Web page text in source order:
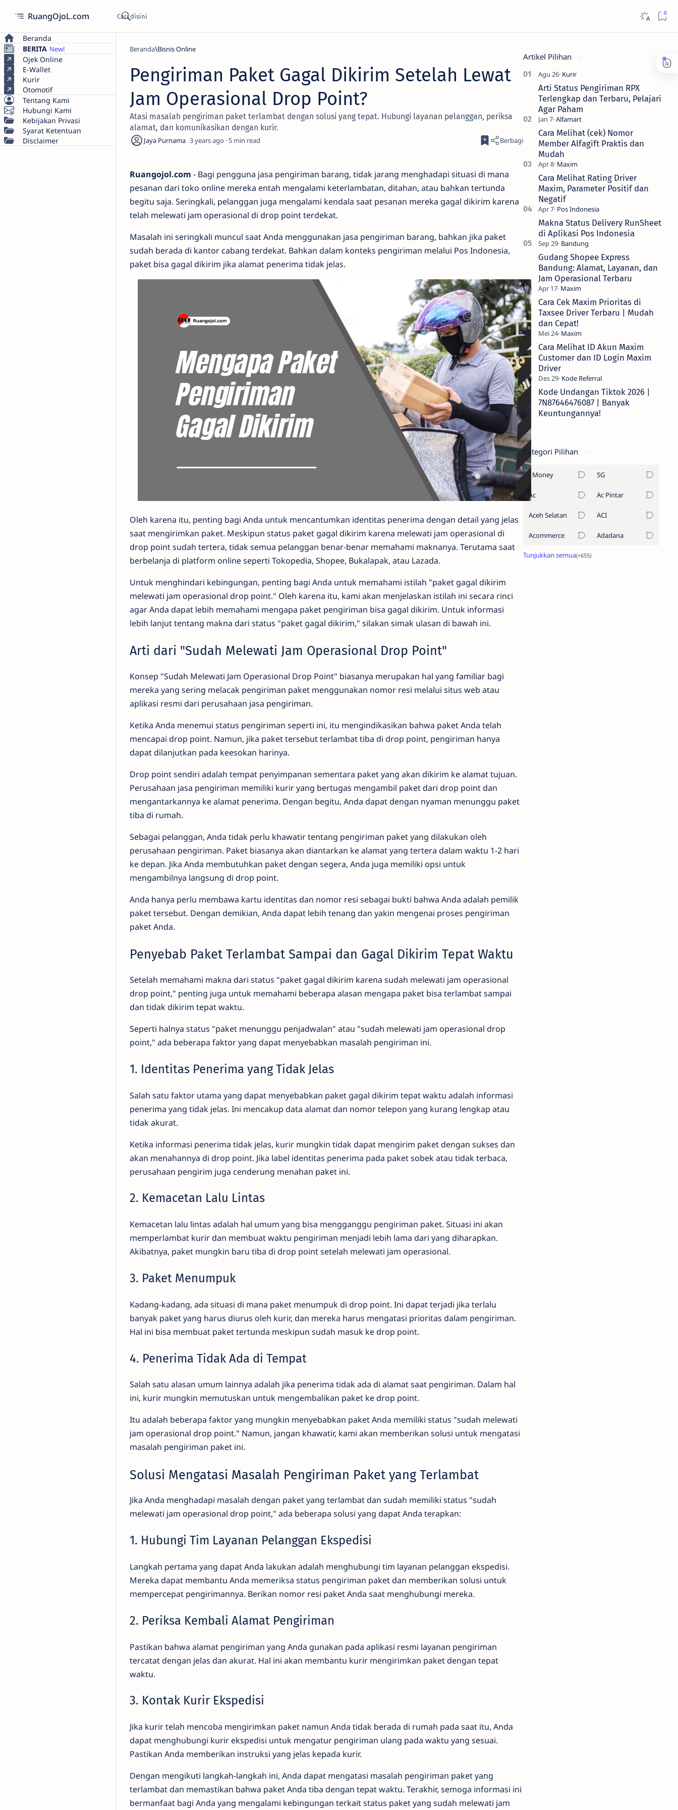
RuangOjoL.com
Beranda
BERITA
Ojek Online
E-Wallet
Kurir
Otomotif
Tentang Kami
Hubungi Kami
Kebijakan Privasi
Syarat Ketentuan
Disclaimer
Beranda Bisnis Online
Pengiriman Paket Gagal Dikirim Setelah Lewat
Jam Operasional Drop Point?
Atasi masalah pengiriman paket terlambat dengan solusi yang tepat. Hubungi layanan pelanggan, periksa
alamat, dan komunikasikan dengan kurir.
3 years ago 5
Ruangojol.com - Bagi pengguna jasa pengiriman barang, tidak jarang menghadapi situasi di mana
pesanan dari toko online mereka entah mengalami keterlambatan, ditahan, atau bahkan tertunda
begitu saja. Seringkali, pelanggan juga mengalami kendala saat pesanan mereka gagal dikirim karena
telah melewati jam operasional di drop point terdekat.
Masalah ini seringkali muncul saat Anda menggunakan jasa pengiriman barang, bahkan jika paket
sudah berada di kantor cabang terdekat. Bahkan dalam konteks pengiriman melalui Pos Indonesia,
paket bisa gagal dikirim jika alamat penerima tidak jelas.
Oleh karena itu, penting bagi Anda untuk mencantumkan identitas penerima dengan detail yang jelas
saat mengirimkan paket. Meskipun status paket gagal dikirim karena melewati jam operasional di
drop point sudah tertera, tidak semua pelanggan benar-benar memahami maknanya. Terutama saat
berbelanja di platform online seperti Tokopedia, Shopee, Bukalapak, atau Lazada.
Untuk menghindari kebingungan, penting bagi Anda untuk memahami istilah "paket gagal dikirim
melewati jam operasional drop point." Oleh karena itu, kami akan menjelaskan istilah ini secara rinci
agar Anda dapat lebih memahami mengapa paket pengiriman bisa gagal dikirim. Untuk informasi
lebih lanjut tentang makna dari status "paket gagal dikirim," silakan simak ulasan di bawah ini.
Arti dari "Sudah Melewati Jam Operasional Drop Point"
Konsep "Sudah Melewati Jam Operasional Drop Point" biasanya merupakan hal yang familiar bagi
mereka yang sering melacak pengiriman paket menggunakan nomor resi melalui situs web atau
aplikasi resmi dari perusahaan jasa pengiriman.
Ketika Anda menemui status pengiriman seperti ini, itu mengindikasikan bahwa paket Anda telah
mencapai drop point. Namun, jika paket tersebut terlambat tiba di drop point, pengiriman hanya
dapat dilanjutkan pada keesokan harinya.
Drop point sendiri adalah tempat penyimpanan sementara paket yang akan dikirim ke alamat tujuan.
Perusahaan jasa pengiriman memiliki kurir yang bertugas mengambil paket dari drop point dan
mengantarkannya ke alamat penerima. Dengan begitu, Anda dapat dengan nyaman menunggu paket
tiba di rumah.
Sebagai pelanggan, Anda tidak perlu khawatir tentang pengiriman paket yang dilakukan oleh
perusahaan pengiriman. Paket biasanya akan diantarkan ke alamat yang tertera dalam waktu 1-2 hari
ke depan. Jika Anda membutuhkan paket dengan segera, Anda juga memiliki opsi untuk
mengambilnya langsung di drop point.
Anda hanya perlu membawa kartu identitas dan nomor resi sebagai bukti bahwa Anda adalah pemilik
paket tersebut. Dengan demikian, Anda dapat lebih tenang dan yakin mengenai proses pengiriman
paket Anda.
Penyebab Paket Terlambat Sampai dan Gagal Dikirim Tepat Waktu
Setelah memahami makna dari status "paket gagal dikirim karena sudah melewati jam operasional
drop point," penting juga untuk memahami beberapa alasan mengapa paket bisa terlambat sampai
dan tidak dikirim tepat waktu.
Seperti halnya status "paket menunggu penjadwalan" atau "sudah melewati jam operasional drop
point," ada beberapa faktor yang dapat menyebabkan masalah pengiriman ini.
1. Identitas Penerima yang Tidak Jelas
Salah satu faktor utama yang dapat menyebabkan paket gagal dikirim tepat waktu adalah informasi
penerima yang tidak jelas. Ini mencakup data alamat dan nomor telepon yang kurang lengkap atau
tidak akurat.
Ketika informasi penerima tidak jelas, kurir mungkin tidak dapat mengirim paket dengan sukses dan
akan menahannya di drop point. Jika label identitas penerima pada paket sobek atau tidak terbaca,
perusahaan pengirim juga cenderung menahan paket ini.
2. Kemacetan Lalu Lintas
Kemacetan lalu lintas adalah hal umum yang bisa mengganggu pengiriman paket. Situasi ini akan
memperlambat kurir dan membuat waktu pengiriman menjadi lebih lama dari yang diharapkan.
Akibatnya, paket mungkin baru tiba di drop point setelah melewati jam operasional.
3. Paket Menumpuk
Kadang-kadang, ada situasi di mana paket menumpuk di drop point. Ini dapat terjadi jika terlalu
banyak paket yang harus diurus oleh kurir, dan mereka harus mengatasi prioritas dalam pengiriman.
Hal ini bisa membuat paket tertunda meskipun sudah masuk ke drop point.
4. Penerima Tidak Ada di Tempat
Salah satu alasan umum lainnya adalah jika penerima tidak ada di alamat saat pengiriman. Dalam hal
ini, kurir mungkin memutuskan untuk mengembalikan paket ke drop point.
Itu adalah beberapa faktor yang mungkin menyebabkan paket Anda memiliki status "sudah melewati
jam operasional drop point." Namun, jangan khawatir, kami akan memberikan solusi untuk mengatasi
masalah pengiriman paket ini.
Solusi Mengatasi Masalah Pengiriman Paket yang Terlambat
Jika Anda menghadapi masalah dengan paket yang terlambat dan sudah memiliki status "sudah
melewati jam operasional drop point," ada beberapa solusi yang dapat Anda terapkan:
1. Hubungi Tim Layanan Pelanggan Ekspedisi
Langkah pertama yang dapat Anda lakukan adalah menghubungi tim layanan pelanggan ekspedisi.
Mereka dapat membantu Anda memeriksa status pengiriman paket dan memberikan solusi untuk
mempercepat pengirimannya. Berikan nomor resi paket Anda saat menghubungi mereka.
2. Periksa Kembali Alamat Pengiriman
Pastikan bahwa alamat pengiriman yang Anda gunakan pada aplikasi resmi layanan pengiriman
tercatat dengan jelas dan akurat. Hal ini akan membantu kurir mengirimkan paket dengan tepat
waktu.
3. Kontak Kurir Ekspedisi
Jika kurir telah mencoba mengirimkan paket namun Anda tidak berada di rumah pada saat itu, Anda
dapat menghubungi kurir ekspedisi untuk mengatur pengiriman ulang pada waktu yang sesuai.
Pastikan Anda memberikan instruksi yang jelas kepada kurir.
Dengan mengikuti langkah-langkah ini, Anda dapat mengatasi masalah pengiriman paket yang
terlambat dan memastikan bahwa paket Anda tiba dengan tepat waktu. Terakhir, semoga informasi ini
bermanfaat bagi Anda yang mengalami kebingungan terkait status paket yang sudah melewati jam
Artikel Pilihan
Arti Status Pengiriman RPX
Terlengkap dan Terbaru, Pelajari
Agar Paham
Cara Melihat (cek) Nomor
Member Alfagift Praktis dan
Mudah
Cara Melihat Rating Driver
Maxim, Parameter Positif dan
Negatif
Makna Status Delivery RunSheet
di Aplikasi Pos Indonesia
Gudang Shopee Express
Bandung: Alamat, Layanan, dan
Jam Operasional Terbaru
Cara Cek Maxim Prioritas di
Taxsee Driver Terbaru | Mudah
dan Cepat!
Cara Melihat ID Akun Maxim
Customer dan ID Login Maxim
Driver
Kode Undangan Tiktok 2026 |
7N87646476087 | Banyak
Keuntungannya!
Kategori Pilihan
1Money 5G
Ac Ac Pintar
Aceh Selatan ACI
Acommerce Adadana